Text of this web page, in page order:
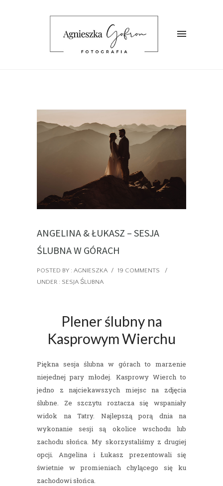
ANGELINA & ŁUKASZ – SESJA
ŚLUBNA W GÓRACH
POSTED BY : AGNIESZKA / 19 COMMENTS
/
UNDER : SESJA ŚLUBNA
Plener ślubny na
Kasprowym Wierchu
Piękna sesja ślubna w górach to marzenie
niejednej pary młodej. Kasprowy Wierch to
jedno z najciekawszych miejsc na zdjęcia
ślubne. Ze szczytu roztacza się wspaniały
widok na Tatry. Najlepszą porą dnia na
wykonanie sesji są okolice wschodu lub
zachodu słońca. My skorzystaliśmy z drugiej
opcji. Angelina i Łukasz prezentowali się
świetnie w promieniach chylącego się ku
zachodowi słońca.